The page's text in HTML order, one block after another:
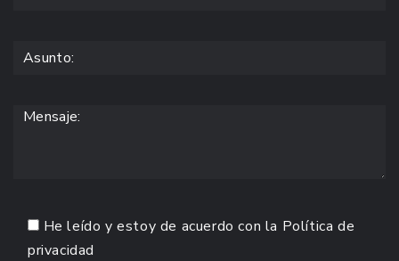
He leído y estoy de acuerdo con la Política de
privacidad